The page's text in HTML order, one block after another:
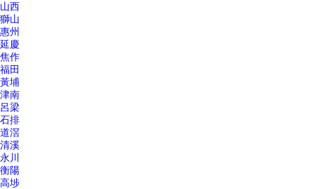
山西
獅山
惠州
延慶
焦作
福田
黃埔
津南
呂梁
石排
道滘
清溪
永川
衡陽
高埗